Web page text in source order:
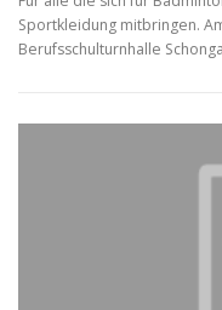
Sportkleidung mitbringen.
Berufsschulturnhalle